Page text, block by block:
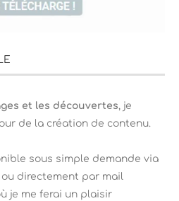
et les découvertes, je
de la création de contenu.
sous simple demande via
directement par mail
je me ferai un plaisir